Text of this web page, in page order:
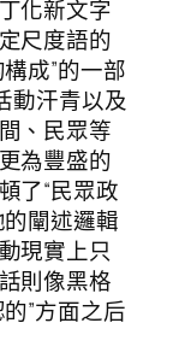
化新文字
尺度語的
成”的一部
動汗青以及
、民眾等
為豐盛的
了“民眾政
闡述邏輯
現實上只
則像黑格
”方面之后